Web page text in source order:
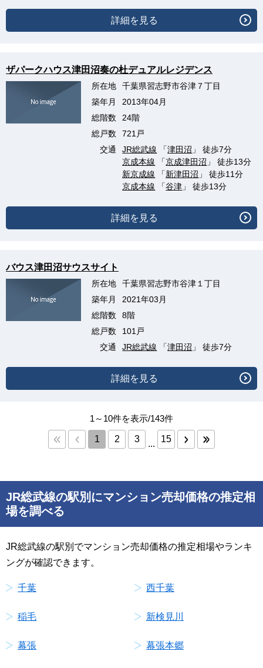
詳細を見る
ザパークハウス津田沼奏の杜デュアルレジデンス
所在地
千葉県習志野市谷津７丁目
築年月
2013年04月
総階数
24階
総戸数
721戸
交通
JR総武線 「津田沼 」 徒歩7分
京成本線 「京成津田沼 」 徒歩13分
新京成線 「新津田沼 」 徒歩11分
京成本線 「谷津 」 徒歩13分
詳細を見る
バウス津田沼サウスサイト
所在地
千葉県習志野市谷津１丁目
築年月
2021年03月
総階数
8階
総戸数
101戸
交通
JR総武線 「津田沼 」 徒歩7分
詳細を見る
1～10件を表示/143件
1 2 3 ... 15
JR総武線の駅別にマンション売却価格の推定相
場を調べる
JR総武線の駅別でマンション売却価格の推定相場やランキ
ングが確認できます。
千葉 西千葉
稲毛 新検見川
幕張 幕張本郷